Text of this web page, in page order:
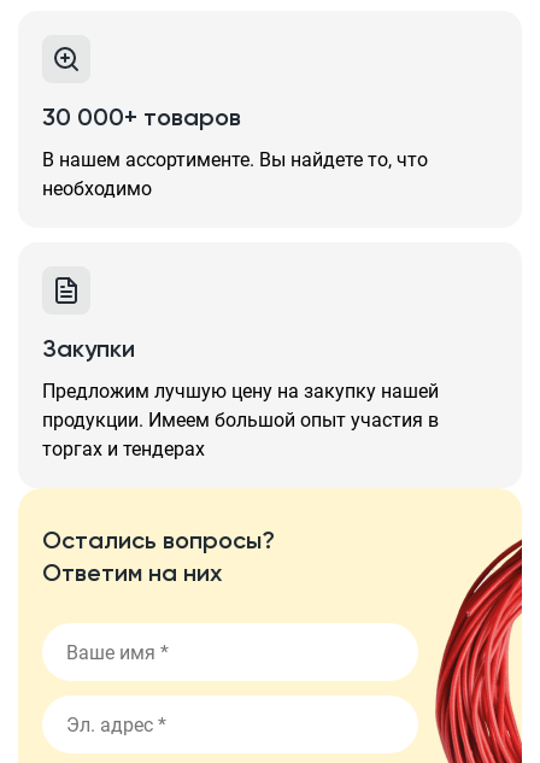
30 000+ товаров
В нашем ассортименте. Вы найдете то, что
необходимо
Закупки
Предложим лучшую цену на закупку нашей
продукции. Имеем большой опыт участия в
торгах и тендерах
Остались вопросы?
Ответим на них